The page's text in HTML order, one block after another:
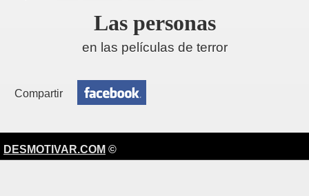
Las personas
en las películas de terror
Compartir
DESMOTIVAR.COM ©